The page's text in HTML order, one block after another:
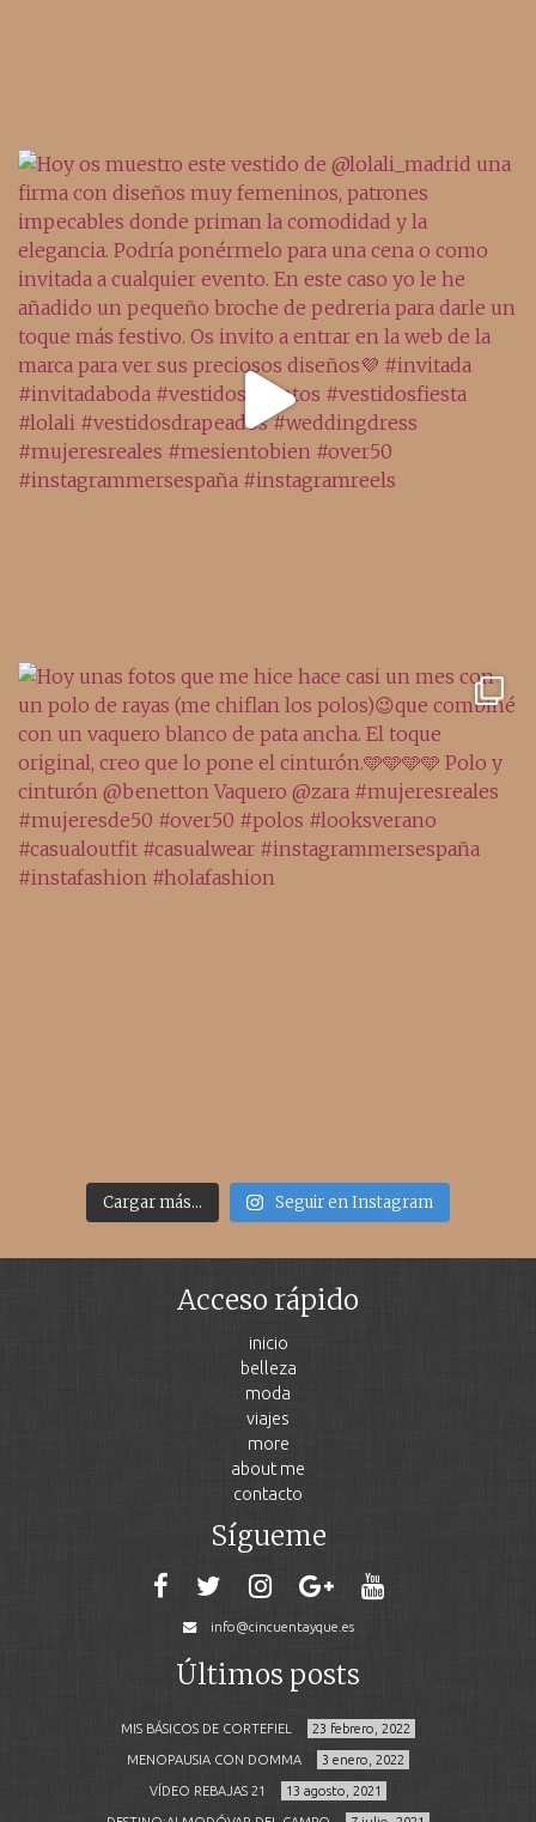
Cargar más... Seguir en Instagram
Acceso rápido
inicio
belleza
moda
viajes
more
about me
contacto
Sígueme
info@cincuentayque.es
Últimos posts
MIS BÁSICOS DE CORTEFIEL 23 febrero, 2022
MENOPAUSIA CON DOMMA 3 enero, 2022
VÍDEO REBAJAS 21 13 agosto, 2021